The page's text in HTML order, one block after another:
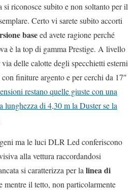
riconosce subito e non soltanto per il
Certo vi sarete subito accorti
baseed avete ragione perché
è la top di gamma Prestige. A livello
delle calotte degli specchietti esterni
finiture argento e per cerchi da 17″
restano quelle giuste con una
lunghezza di 4,30 m la Duster se la
ma le luci DLR Led conferiscono
alla vettura raccordandosi
si caratterizza per la linea di
mentre il tetto, non particolarmente